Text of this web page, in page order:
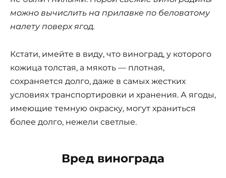
можно вычислить на прилавке по беловатому
налету поверх ягод.
Кстати, имейте в виду, что виноград, у которого
кожица толстая, а мякоть — плотная,
сохраняется долго, даже в самых жестких
условиях транспортировки и хранения. А ягоды,
имеющие темную окраску, могут храниться
более долго, нежели светлые.
Вред винограда